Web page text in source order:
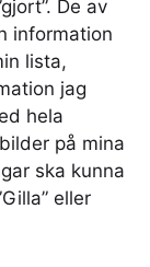
De av
information
lista,
jag
hela
på mina
ska kunna
eller